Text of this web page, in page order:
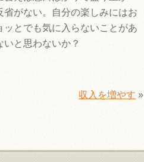
がない。自分の楽しみにはお
とでも気に入らないことがあ
と思わないか？
収入を増やす »